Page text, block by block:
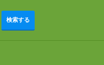
検索する